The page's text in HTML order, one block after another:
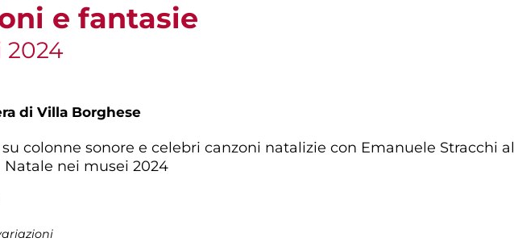
e fantasie
2024
di Villa Borghese
colonne sonore e celebri canzoni natalizie con Emanuele Stracchi al
nei musei 2024